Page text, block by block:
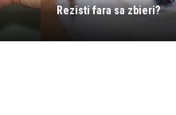
Rezisti fara sa zbieri?